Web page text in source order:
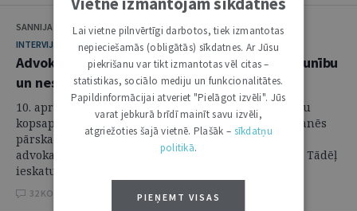
SANNIJA MATULE
INTERVIJA
Advokātu padome: mīts par advokātu vīzdegunību
un nesodāmību ir pārspīlēts
10. aprīlī, notiks ikgadējā Latvijas zvērināto advokātu
kopsapulce. Tajā tradicionāli faktos un skaitļos izskanēs
pārskata ziņojumi par aizvadītā gada darbu un
advokatūrai būtiskiem konceptuāliem jautājumiem. Tādēļ
ieskatu zvērinātu advokātu ...
32 KOMENTĀRI
Lai vietne pilnvērtīgi darbotos, tiek izmantotas
nepieciešamās (obligātās) sīkdatnes. Ar Jūsu
piekrišanu var tikt izmantotas vēl citas –
statistikas, sociālo mediju un funkcionalitātes.
Papildinformācijai atveriet "Pielāgot izvēli". Jūs
varat jebkurā brīdī mainīt savu izvēli,
atgriežoties šajā vietnē. Plašāk – sīkdatņu
politikā.
PIEŅEMT VISAS